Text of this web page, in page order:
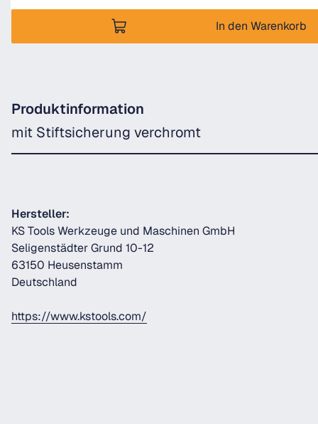
In den Warenkorb
Produktinformation
mit Stiftsicherung verchromt
Hersteller:
KS Tools Werkzeuge und Maschinen GmbH
Seligenstädter Grund 10-12
63150 Heusenstamm
Deutschland
https://www.kstools.com/